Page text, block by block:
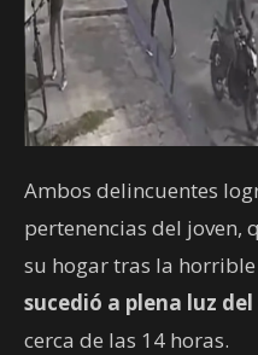
Ambos delincuentes
pertenencias del joven,
su hogar tras la horrible
sucedió a plena luz
cerca de las 14 horas.